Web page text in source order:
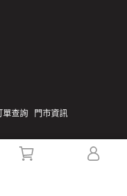
單查詢 門市資訊
服務條款